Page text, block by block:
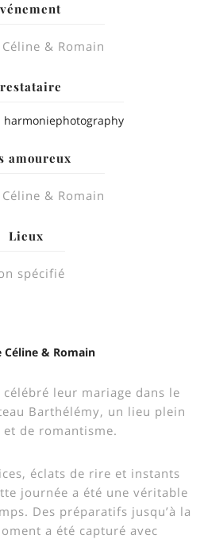
& Romain
harmoniephotography
amoureux
& Romain
Lieux
spécifié
Céline & Romain
leur mariage dans le
Barthélémy, un lieu plein
et de romantisme.
éclats de rire et instants
journée a été une véritable
Des préparatifs jusqu’à la
a été capturé avec